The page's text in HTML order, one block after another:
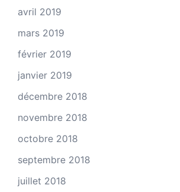
avril 2019
mars 2019
février 2019
janvier 2019
décembre 2018
novembre 2018
octobre 2018
septembre 2018
juillet 2018